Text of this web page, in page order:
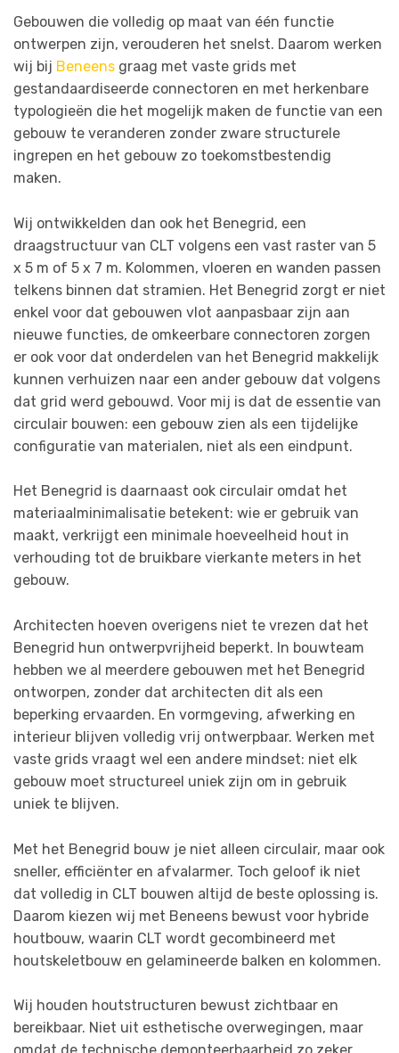
Gebouwen die volledig op maat van één functie
ontwerpen zijn, verouderen het snelst. Daarom werken
wij bij Beneens graag met vaste grids met
gestandaardiseerde connectoren en met herkenbare
typologieën die het mogelijk maken de functie van een
gebouw te veranderen zonder zware structurele
ingrepen en het gebouw zo toekomstbestendig
maken.
Wij ontwikkelden dan ook het Benegrid, een
draagstructuur van CLT volgens een vast raster van 5
x 5 m of 5 x 7 m. Kolommen, vloeren en wanden passen
telkens binnen dat stramien. Het Benegrid zorgt er niet
enkel voor dat gebouwen vlot aanpasbaar zijn aan
nieuwe functies, de omkeerbare connectoren zorgen
er ook voor dat onderdelen van het Benegrid makkelijk
kunnen verhuizen naar een ander gebouw dat volgens
dat grid werd gebouwd. Voor mij is dat de essentie van
circulair bouwen: een gebouw zien als een tijdelijke
configuratie van materialen, niet als een eindpunt.
Het Benegrid is daarnaast ook circulair omdat het
materiaalminimalisatie betekent: wie er gebruik van
maakt, verkrijgt een minimale hoeveelheid hout in
verhouding tot de bruikbare vierkante meters in het
gebouw.
Architecten hoeven overigens niet te vrezen dat het
Benegrid hun ontwerpvrijheid beperkt. In bouwteam
hebben we al meerdere gebouwen met het Benegrid
ontworpen, zonder dat architecten dit als een
beperking ervaarden. En vormgeving, afwerking en
interieur blijven volledig vrij ontwerpbaar. Werken met
vaste grids vraagt wel een andere mindset: niet elk
gebouw moet structureel uniek zijn om in gebruik
uniek te blijven.
Met het Benegrid bouw je niet alleen circulair, maar ook
sneller, efficiënter en afvalarmer. Toch geloof ik niet
dat volledig in CLT bouwen altijd de beste oplossing is.
Daarom kiezen wij met Beneens bewust voor hybride
houtbouw, waarin CLT wordt gecombineerd met
houtskeletbouw en gelamineerde balken en kolommen.
Wij houden houtstructuren bewust zichtbaar en
bereikbaar. Niet uit esthetische overwegingen, maar